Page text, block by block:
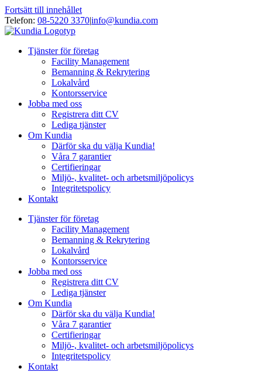
Fortsätt till innehållet
Telefon: 08-5220 3370|info@kundia.com
Tjänster för företag
Facility Management
Bemanning & Rekrytering
Lokalvård
Kontorsservice
Jobba med oss
Registrera ditt CV
Lediga tjänster
Om Kundia
Därför ska du välja Kundia!
Våra 7 garantier
Certifieringar
Miljö-, kvalitet- och arbetsmiljöpolicys
Integritetspolicy
Kontakt
Tjänster för företag
Facility Management
Bemanning & Rekrytering
Lokalvård
Kontorsservice
Jobba med oss
Registrera ditt CV
Lediga tjänster
Om Kundia
Därför ska du välja Kundia!
Våra 7 garantier
Certifieringar
Miljö-, kvalitet- och arbetsmiljöpolicys
Integritetspolicy
Kontakt